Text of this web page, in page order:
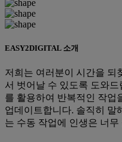
EASY2DIGITAL 소개
저희는 여러분이 시간을 되
서 벗어날 수 있도록 도와
를 활용하여 반복적인 작업
업데이트합니다. 솔직히 말
는 수동 작업에 인생은 너무